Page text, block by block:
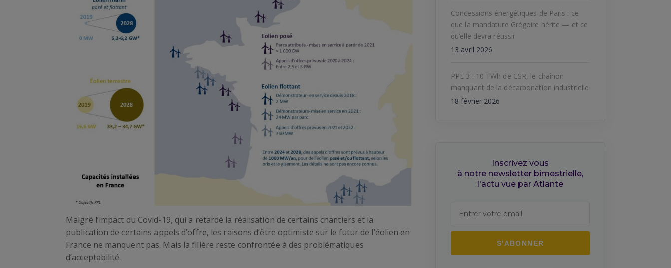
Malgré l’impact du Covid-19, qui a retardé la réalisation de certains chantiers et la
publication de certains appels d’offre, les raisons d’être optimiste sur le futur de l’éolien en
France ne manquent pas. Mais la filière reste confrontée à des problématiques
d’acceptabilité.
Concessions énergétiques de Paris : ce
que la mandature Grégoire hérite — et ce
qu’elle devra réussir
13 avril 2026
PPE 3 : 10 TWh de CSR, le chaînon
manquant de la décarbonation industrielle
18 février 2026
Inscrivez vous
à notre newsletter bimestrielle,
l'actu vue par Atlante